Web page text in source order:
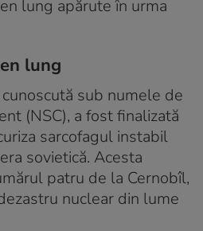
lung apărute în urma
lung
sub numele de
(NSC), a fost finalizată
sarcofagul instabil
sovietică. Acesta
patru de la Cernobîl,
nuclear din lume